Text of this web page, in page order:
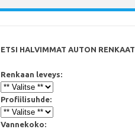
ETSI HALVIMMAT AUTON RENKAAT
Renkaan leveys:
Profiilisuhde:
Vannekoko: